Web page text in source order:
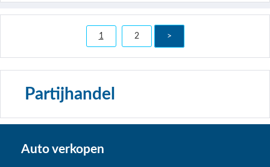
1 2 >
Partijhandel
Auto verkopen